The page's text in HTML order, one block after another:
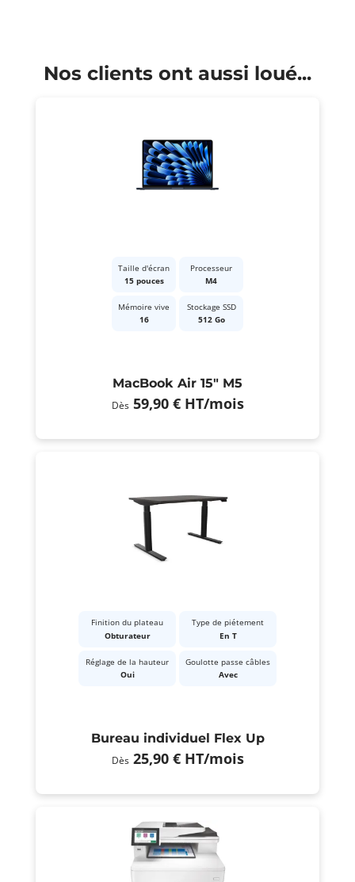
Nos clients ont aussi loué...
Taille d'écran
15 pouces
Processeur
M4
Mémoire vive
16
Stockage SSD
512 Go
MacBook Air 15" M5
Dès 59,90 € HT/mois
Finition du plateau
Obturateur
Type de piétement
En T
Réglage de la hauteur
Oui
Goulotte passe câbles
Avec
Bureau individuel Flex Up
Dès 25,90 € HT/mois